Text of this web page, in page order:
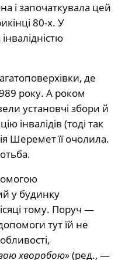
і започаткувала цей
80-х. У
де
року. А роком
установчі збори й
інвалідів (тоді так
Шеремет її очолила.
у будинку
тому. Поруч —
тут їй не
хворобою»(ред., —